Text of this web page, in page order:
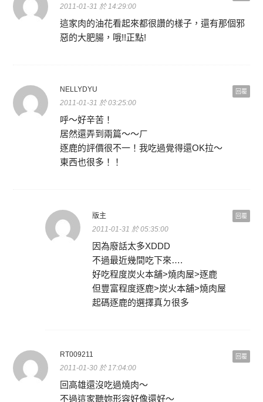
2011-01-31 於 14:29:00
這家肉的油花看起來都很讚的樣子，還有那個邪
惡的大肥腸，哦!!正點!
回覆
NELLYDYU
2011-01-31 於 03:25:00
呼～好辛苦！
居然還弄到兩篇～～ㄏ
逐鹿的評價很不一！我吃過覺得還OK拉～
東西也很多！！
回覆
版主
2011-01-31 於 05:35:00
因為廢話太多XDDD
不過最近幾間吃下來….
好吃程度炭火本舖>燒肉屋>逐鹿
但豐富程度逐鹿>炭火本舖>燒肉屋
起碼逐鹿的選擇真ㄉ很多
回覆
RT009211
2011-01-30 於 17:04:00
回高雄還沒吃過燒肉～
不過這家聽妳形容好像還好～